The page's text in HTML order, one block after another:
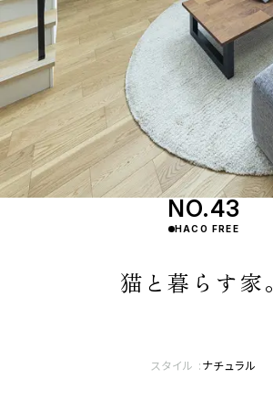
NO.43
HACO FREE
猫と​暮らす家。
スタイル :ナチュラル